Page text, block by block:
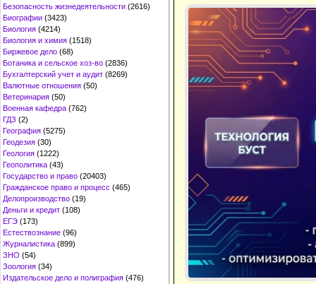
Безопасность жизнедеятельности (2616)
Биографии (3423)
Биология (4214)
Биология и химия (1518)
Биржевое дело (68)
Ботаника и сельское хоз-во (2836)
Бухгалтерский учет и аудит (8269)
Валютные отношения (50)
Ветеринария (50)
Военная кафедра (762)
ГДЗ (2)
География (5275)
Геодезия (30)
Геология (1222)
Геополитика (43)
Государство и право (20403)
Гражданское право и процесс (465)
Делопроизводство (19)
Деньги и кредит (108)
ЕГЭ (173)
Естествознание (96)
Журналистика (899)
ЗНО (54)
Зоология (34)
Издательское дело и полиграфия (476)